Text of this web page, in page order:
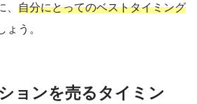
自分にとってのベストタイミング
う。
ョンを売るタイミン